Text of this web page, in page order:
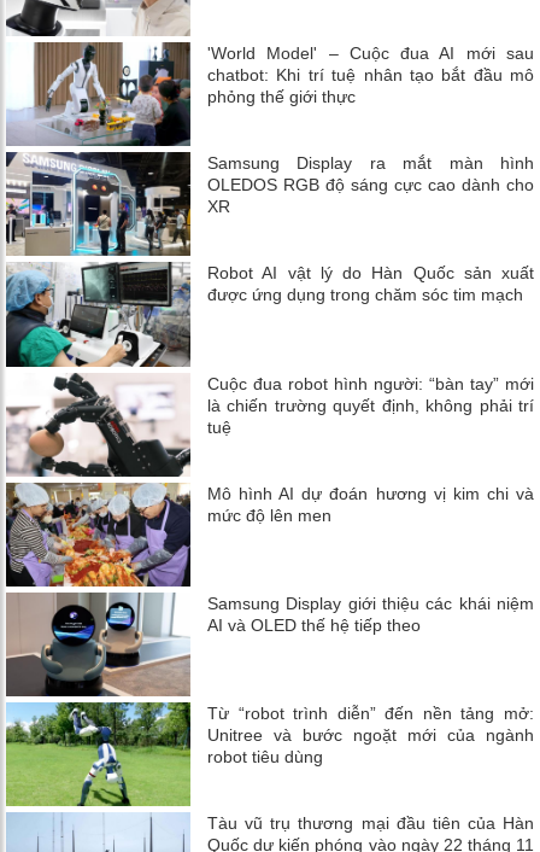
'World Model' – Cuộc đua AI mới sau
chatbot: Khi trí tuệ nhân tạo bắt đầu mô
phỏng thế giới thực
Samsung Display ra mắt màn hình
OLEDOS RGB độ sáng cực cao dành cho
XR
Robot AI vật lý do Hàn Quốc sản xuất
được ứng dụng trong chăm sóc tim mạch
Cuộc đua robot hình người: “bàn tay” mới
là chiến trường quyết định, không phải trí
tuệ
Mô hình AI dự đoán hương vị kim chi và
mức độ lên men
Samsung Display giới thiệu các khái niệm
AI và OLED thế hệ tiếp theo
Từ “robot trình diễn” đến nền tảng mở:
Unitree và bước ngoặt mới của ngành
robot tiêu dùng
Tàu vũ trụ thương mại đầu tiên của Hàn
Quốc dự kiến ​​phóng vào ngày 22 tháng 11